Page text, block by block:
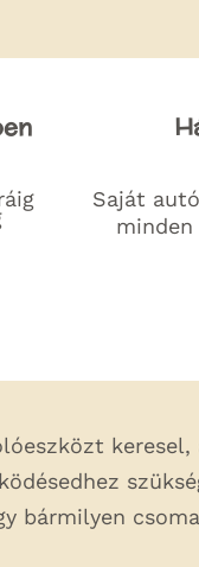
Saját
minden
bármilyen